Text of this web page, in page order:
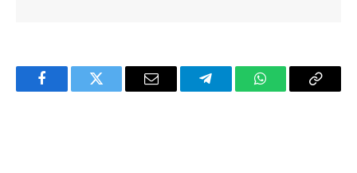
FacebookTwitter Email TelegramWhatsAppCopy